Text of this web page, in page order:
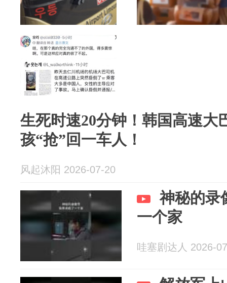
生死时速20分钟！韩国高速大
孩“抢”回一车人！
风起沐阳 2026-07-20
神秘的录
一个家
哇塞剧达人 2026-